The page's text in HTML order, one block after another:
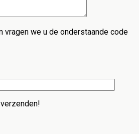
vragen we u de onderstaande code